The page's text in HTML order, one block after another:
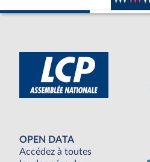
OPEN DATA
Accédez à toutes